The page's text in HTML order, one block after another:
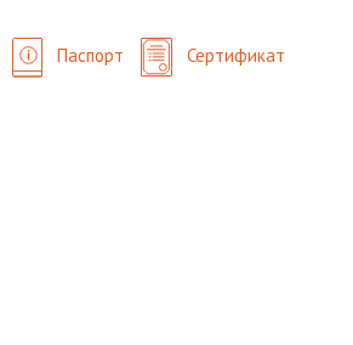
Паспорт Сертификат